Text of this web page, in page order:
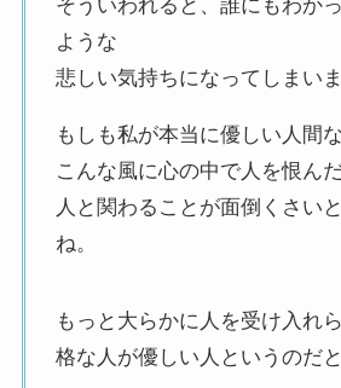
そういわれると、誰にもわか
ような
悲しい気持ちになってしまいま
もしも私が本当に優しい人間な
こんな風に心の中で人を恨ん
人と関わることが面倒くさい
ね。
もっと大らかに人を受け入れ
格な人が優しい人というのだ